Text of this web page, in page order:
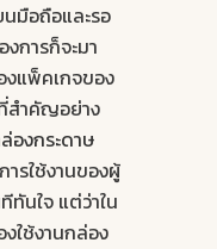
มือถือและรอ
การก็จะมา
งแพ็คเกจของ
สำคัญอย่าง
องกระดาษ
รใช้งานของผู้
ทันใจ แต่ว่าใน
ใช้งานกล่อง